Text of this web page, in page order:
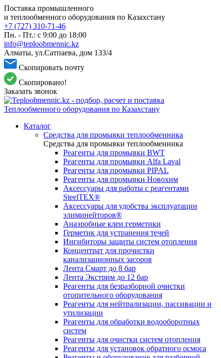
Поставка промышленного
и теплообменного оборудования по Казахстану
+7 (727) 310-71-46
Пн. - Пт.: с 9:00 до 18:00
info@teploobmennic.kz
Алматы, ул.Сатпаева, дом 133/4
Скопировать почту
Скопировано!
Заказать звонок
Каталог
Средства для промывки теплообменника
Средства для промывки теплообменника
Реагенты для промывки BWT
Реагенты для промывки Alfa Laval
Реагенты для промывки PIPAL
Реагенты для промывки Новохим
Аксессуары для работы с реагентами
SteelTEX®
Аксессуары для удобства эксплуатации
элиминейторов®
Анаэробные клеи герметики
Герметик для устранения течей
Ингибиторы защиты систем отопления
Концентрат для прочистки
канализационных засоров
Лента Смарт до 8 бар
Лента Экстрим до 12 бар
Реагенты для безразборной очистки
отопительного оборудования
Реагенты для нейтрализации, пассивации и
утилизации
Реагенты для обработки водооборотных
систем
Реагенты для очистки систем отопления
Реагенты для установок обратного осмоса